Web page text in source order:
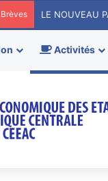
Brèves
Activités